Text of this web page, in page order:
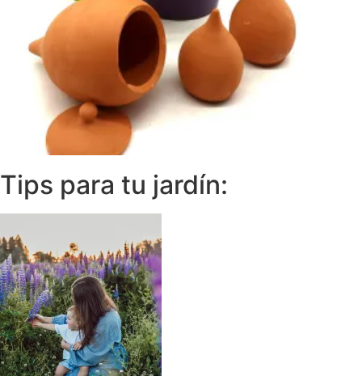
Tips para tu jardín: